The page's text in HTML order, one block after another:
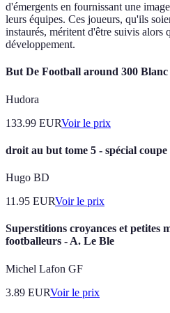
d'émergents en fournissant une
leurs équipes. Ces joueurs, qu'ils
instaurés, méritent d'être suivis alors
développement.
But De Football around 300 Blanc
Hudora
133.99 EURVoir le prix
droit au but tome 5 - spécial
Hugo BD
11.95 EURVoir le prix
Superstitions croyances et petites
footballeurs - A. Le Ble
Michel Lafon GF
3.89 EURVoir le prix